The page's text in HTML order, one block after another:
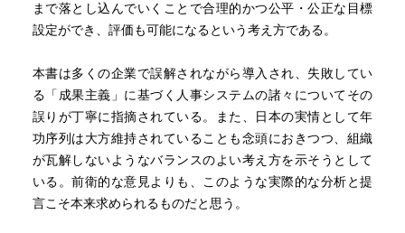
まで落とし込んでいくことで合理的かつ公平・公正な目標
設定ができ、評価も可能になるという考え方である。
本書は多くの企業で誤解されながら導入され、失敗してい
る「成果主義」に基づく人事システムの諸々についてその
誤りが丁寧に指摘されている。また、日本の実情として年
功序列は大方維持されていることも念頭におきつつ、組織
が瓦解しないようなバランスのよい考え方を示そうとして
いる。前衛的な意見よりも、このような実際的な分析と提
言こそ本来求められるものだと思う。